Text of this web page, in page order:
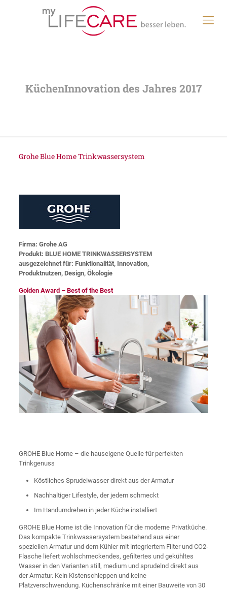
Grohe Blue Home Trinkwassersystem
Firma: Grohe AG
Produkt: BLUE HOME TRINKWASSERSYSTEM
ausgezeichnet für: Funktionalität, Innovation,
Produktnutzen, Design, Ökologie
Golden Award – Best of the Best
GROHE Blue Home – die hauseigene Quelle für perfekten
Trinkgenuss
Köstliches Sprudelwasser direkt aus der Armatur
Nachhaltiger Lifestyle, der jedem schmeckt
Im Handumdrehen in jeder Küche installiert
GROHE Blue Home ist die Innovation für die moderne Privatküche.
Das kompakte Trinkwassersystem bestehend aus einer
speziellen Armatur und dem Kühler mit integriertem Filter und CO2-
Flasche liefert wohlschmeckendes, gefiltertes und gekühltes
Wasser in den Varianten still, medium und sprudelnd direkt aus
der Armatur. Kein Kistenschleppen und keine
Platzverschwendung. Küchenschränke mit einer Bauweite von 30